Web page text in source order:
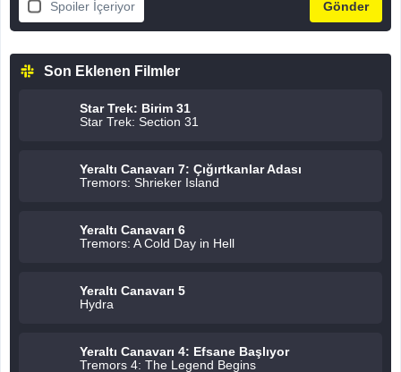
Spoiler İçeriyor
Son Eklenen Filmler
Star Trek: Birim 31
Star Trek: Section 31
Yeraltı Canavarı 7: Çığırtkanlar Adası
Tremors: Shrieker Island
Yeraltı Canavarı 6
Tremors: A Cold Day in Hell
Yeraltı Canavarı 5
Hydra
Yeraltı Canavarı 4: Efsane Başlıyor
Tremors 4: The Legend Begins